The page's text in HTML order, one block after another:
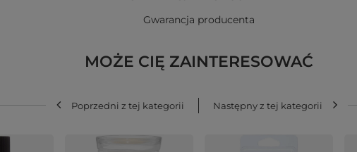
Gwarancja producenta
MOŻE CIĘ ZAINTERESOWAĆ
Poprzedni z tej kategorii Następny z tej kategorii